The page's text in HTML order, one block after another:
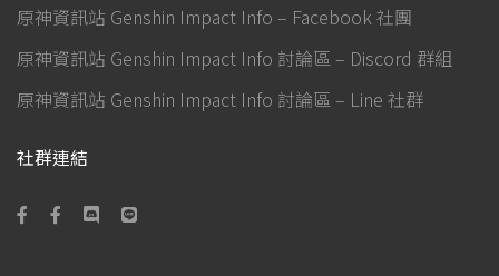
原神資訊站 Genshin Impact Info – Facebook 社團
原神資訊站 Genshin Impact Info 討論區 – Discord 群組
原神資訊站 Genshin Impact Info 討論區 – Line 社群
社群連結